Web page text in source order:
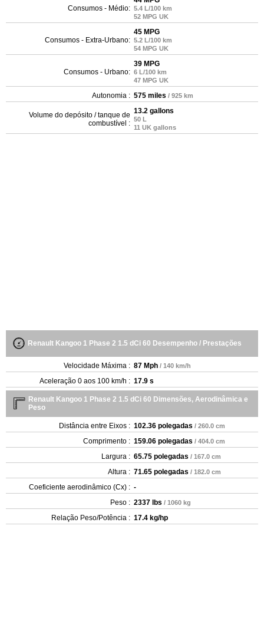
Consumos - Médio: 5.4 L/100 km
52 MPG UK
Consumos - Extra-Urbano:
45 MPG
5.2 L/100 km
54 MPG UK
Consumos - Urbano:
39 MPG
6 L/100 km
47 MPG UK
Autonomia : 575 miles / 925 km
Volume do depósito / tanque de
combustível :
13.2 gallons
50 L
11 UK gallons
Renault Kangoo 1 Phase 2 1.5 dCi 60 Desempenho / Prestações
Velocidade Máxima : 87 Mph / 140 km/h
Aceleração 0 aos 100 km/h : 17.9 s
Renault Kangoo 1 Phase 2 1.5 dCi 60 Dimensões, Aerodinâmica e
Peso
Distância entre Eixos : 102.36 polegadas / 260.0 cm
Comprimento : 159.06 polegadas / 404.0 cm
Largura : 65.75 polegadas / 167.0 cm
Altura : 71.65 polegadas / 182.0 cm
Coeficiente aerodinâmico (Cx) : -
Peso : 2337 lbs / 1060 kg
Relação Peso/Potência : 17.4 kg/hp